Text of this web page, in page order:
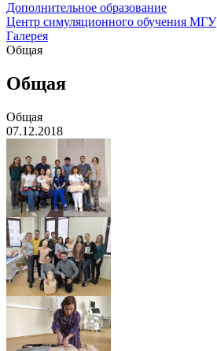
Дополнительное образование
Центр симуляционного обучения МГУ
Галерея
Общая
Общая
Общая
07.12.2018